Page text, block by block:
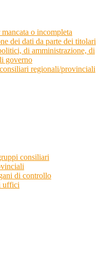
o incompleta
dei dati da parte dei titolari
di amministrazione, di
governo
regionali/provinciali
consiliari
di controllo
uffici